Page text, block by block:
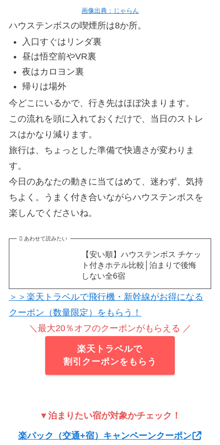
画像出典：じゃらん
ハウステンボスの喫煙所は8か所。
入口すぐはリンダ裏
昼は悟空前やVR裏
夜はカロヨン裏
帰りは場外
今どこにいるかで、行き先はほぼ決まります。
この流れを頭に入れておくだけで、当日のストレ
スはかなり減ります。
旅行は、ちょっとした準備で快適さが変わりま
す。
今日のあなたの動きに当てはめて、迷わず、気持
ちよく。うまく付き合いながらハウステンボスを
楽しんでくださいね。
あわせて読みたい
【安い順】ハウステンボス チケッ
ト付きホテル比較│泊まりで後悔
しない全6宿
＞＞楽天トラベルで飛行機・新幹線がお得になる
クーポン（数量限定）をもらう！
＼最大20％オフのクーポンがもらえる ／
楽天トラベルで
割引クーポンをもらう
▼泊まりたい宿が対象かチェック！
楽パック（交通+宿）キャンペーンクーポン